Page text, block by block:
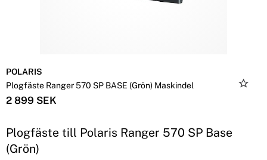
POLARIS
Plogfäste Ranger 570 SP BASE (Grön) Maskindel
2 899 SEK
Plogfäste till Polaris Ranger 570 SP Base
(Grön)